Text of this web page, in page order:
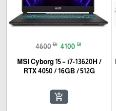
4600 ₪ 4100 ₪
MSI Cyborg 15 – i7-13620H /
RTX 4050 / 16GB / 512G
add_shopping_cart